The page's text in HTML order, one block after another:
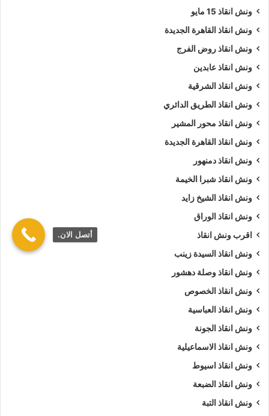
ونش انقاذ 15 مايو
ونش انقاذ القاهرة الجديدة
ونش انقاذ روض الفرج
ونش انقاذ عابدين
ونش انقاذ الشرقية
ونش انقاذ الطريق الدائري
ونش انقاذ محور المشير
ونش انقاذ القاهرة الجديدة
ونش انقاذ دمنهور
ونش انقاذ شبرا الخيمة
ونش انقاذ الشيخ زايد
ونش انقاذ الوراق
اقرب ونش انقاذ
ونش انقاذ السيدة زينب
ونش انقاذ وصلة دهشور
ونش انقاذ الخصوص
ونش انقاذ العباسية
ونش انقاذ الجونة
ونش انقاذ الاسماعيلية
ونش انقاذ اسيوط
ونش انقاذ الضبعة
ونش انقاذ التبة
أتصل الان.